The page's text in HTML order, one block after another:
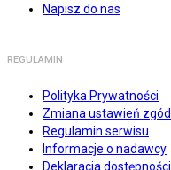
Napisz do nas
REGULAMIN
Polityka Prywatności
Zmiana ustawień zgód
Regulamin serwisu
Informacje o nadawcy
Deklaracja dostępności